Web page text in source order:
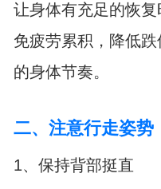
让身体有充足的恢
免疲劳累积，降低
的身体节奏。
二、注意行走姿势
1、保持背部挺直